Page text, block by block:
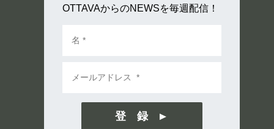
OTTAVAからのNEWSを毎週配信！
登 録